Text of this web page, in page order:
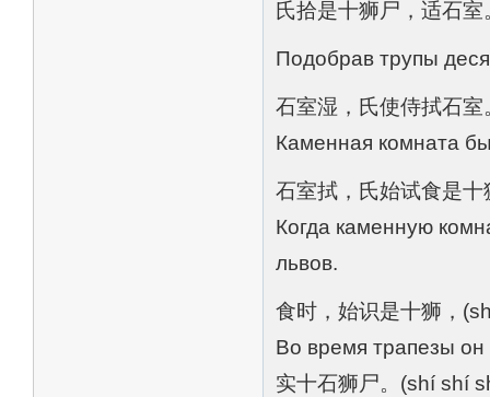
氏拾是十狮尸，适石
Подобрав трупы
石室湿，氏使侍拭石
Каменная комната
石室拭，氏始试食是
Когда каменную
львов.
食时，始识是十狮，
Во время трапезы он
实十石狮尸。(shí shí